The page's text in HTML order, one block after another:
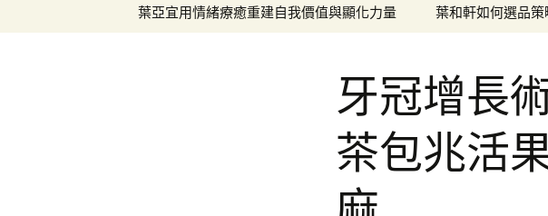
葉亞宜用情緒療癒重建自我價值與顯化力量 葉和軒如何選品策
牙冠增長
茶包兆活